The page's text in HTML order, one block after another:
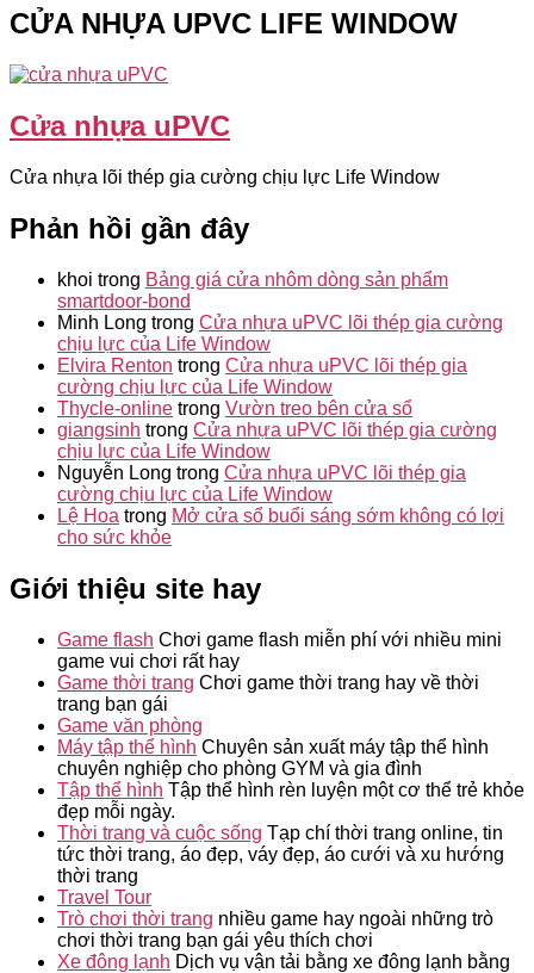
CỬA NHỰA UPVC LIFE WINDOW
Cửa nhựa uPVC
Cửa nhựa lõi thép gia cường chịu lực Life Window
Phản hồi gần đây
khoi trong Bảng giá cửa nhôm dòng sản phẩm
smartdoor-bond
Minh Long trong Cửa nhựa uPVC lõi thép gia cường
chịu lực của Life Window
Elvira Renton trong Cửa nhựa uPVC lõi thép gia
cường chịu lực của Life Window
Thycle-online trong Vườn treo bên cửa sổ
giangsinh trong Cửa nhựa uPVC lõi thép gia cường
chịu lực của Life Window
Nguyễn Long trong Cửa nhựa uPVC lõi thép gia
cường chịu lực của Life Window
Lệ Hoa trong Mở cửa sổ buổi sáng sớm không có lợi
cho sức khỏe
Giới thiệu site hay
Game flash Chơi game flash miễn phí với nhiều mini
game vui chơi rất hay
Game thời trang Chơi game thời trang hay về thời
trang bạn gái
Game văn phòng
Máy tập thể hình Chuyên sản xuất máy tập thể hình
chuyên nghiệp cho phòng GYM và gia đình
Tập thể hình Tập thể hình rèn luyện một cơ thể trẻ khỏe
đẹp mỗi ngày.
Thời trang và cuộc sống Tạp chí thời trang online, tin
tức thời trang, áo đẹp, váy đẹp, áo cưới và xu hướng
thời trang
Travel Tour
Trò chơi thời trang nhiều game hay ngoài những trò
chơi thời trang bạn gái yêu thích chơi
Xe đông lạnh Dịch vụ vận tải bằng xe đông lạnh bằng